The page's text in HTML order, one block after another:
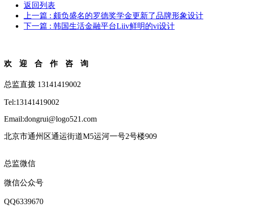
返回列表
上一篇 : 颇负盛名的罗德奖学金更新了品牌形象设计
下一篇 : 韩国生活金融平台Liiv鲜明的vi设计
欢迎合作咨询
总监直拨 13141419002
Tel:13141419002
Email:dongrui@logo521.com
北京市通州区通运街道M5运河一号2号楼909
总监微信
微信公众号
QQ6339670